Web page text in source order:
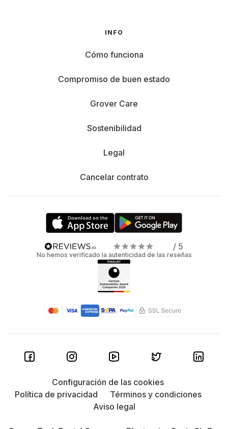
INFO
Cómo funciona
Compromiso de buen estado
Grover Care
Sostenibilidad
Legal
Cancelar contrato
/ 5
No hemos verificado la autenticidad de las reseñas
Configuración de las cookies
Política de privacidad
Términos y condiciones
Aviso legal